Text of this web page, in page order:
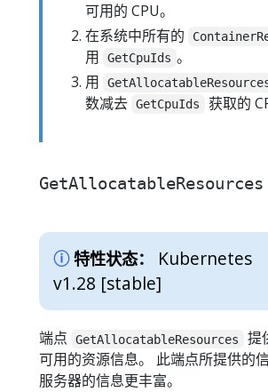
可用的 CPU。
在系统中所有的
用
GetCpuIds 。
用
数减去 GetCpuIds 获取的
GetAllocatableResources
特性状态：
Kubernetes
v1.28 [stable]
端点 GetAllocatableResources
提
可用的资源信息。 此端点所提供的
服务器的信息更丰富。